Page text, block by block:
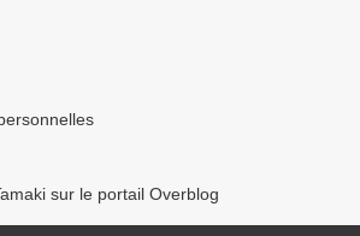
sur le portail Overblog